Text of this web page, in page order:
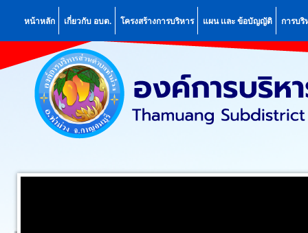
หน้าหลัก เกี่ยวกับ อบต. โครงสร้างการบริหาร แผน เเละ ข้อบัญญัติ การบริ